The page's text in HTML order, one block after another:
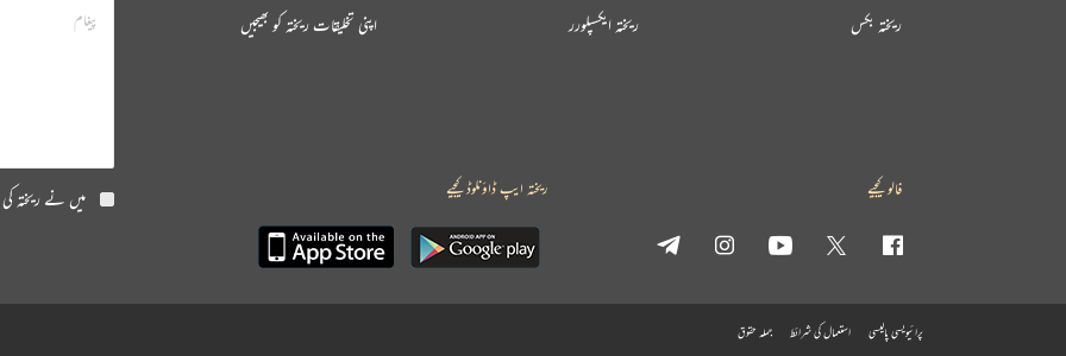
اپنی تخلیقات ریختہ کو بھیجیں ریختہ ایکسپلورر ریختہ بکس
میں نے ریختہ فالو کیجیے ریختہ ایپ ڈاؤنلوڈ کیجیے
پرائیویسی پالیسی استعمال کی شرائط جملہ حقوق